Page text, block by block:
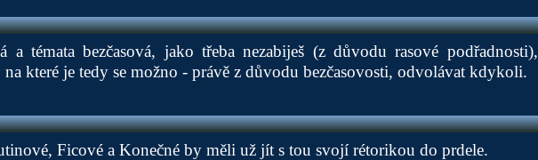
a témata bezčasová, jako třeba nezabiješ (z důvodu rasové podřadnosti),
na které je tedy se možno - právě z důvodu bezčasovosti, odvolávat kdykoli.
Ficové a Konečné by měli už jít s tou svojí rétorikou do prdele.